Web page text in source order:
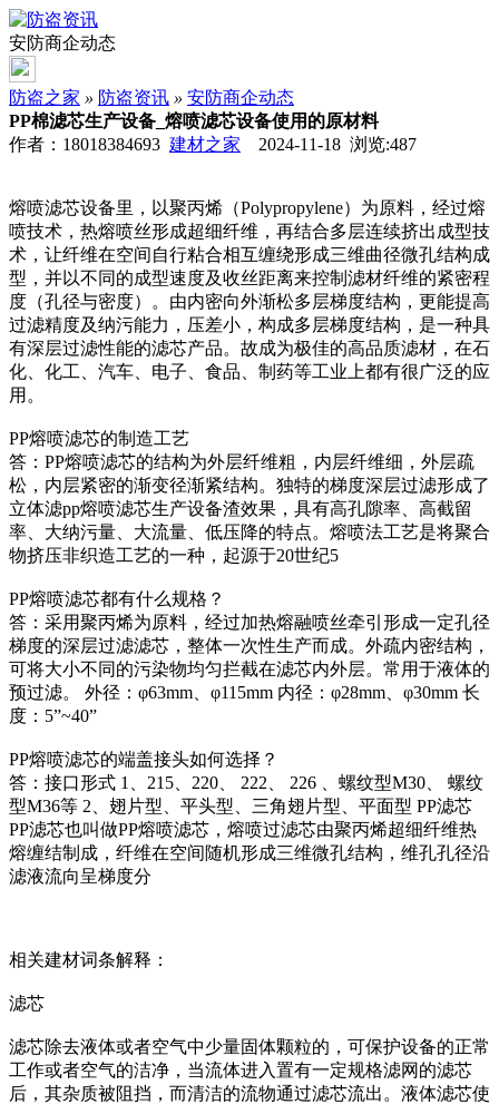
安防商企动态
防盗之家 » 防盗资讯 » 安防商企动态
PP棉滤芯生产设备_熔喷滤芯设备使用的原材料
作者：18018384693 建材之家 2024-11-18 浏览:487
熔喷滤芯设备里，以聚丙烯（Polypropylene）为原料，经过熔
喷技术，热熔喷丝形成超细纤维，再结合多层连续挤出成型技
术，让纤维在空间自行粘合相互缠绕形成三维曲径微孔结构成
型，并以不同的成型速度及收丝距离来控制滤材纤维的紧密程
度（孔径与密度）。由内密向外渐松多层梯度结构，更能提高
过滤精度及纳污能力，压差小，构成多层梯度结构，是一种具
有深层过滤性能的滤芯产品。故成为极佳的高品质滤材，在石
化、化工、汽车、电子、食品、制药等工业上都有很广泛的应
用。
PP熔喷滤芯的制造工艺
答：PP熔喷滤芯的结构为外层纤维粗，内层纤维细，外层疏
松，内层紧密的渐变径渐紧结构。独特的梯度深层过滤形成了
立体滤pp熔喷滤芯生产设备渣效果，具有高孔隙率、高截留
率、大纳污量、大流量、低压降的特点。熔喷法工艺是将聚合
物挤压非织造工艺的一种，起源于20世纪5
PP熔喷滤芯都有什么规格？
答：采用聚丙烯为原料，经过加热熔融喷丝牵引形成一定孔径
梯度的深层过滤滤芯，整体一次性生产而成。外疏内密结构，
可将大小不同的污染物均匀拦截在滤芯内外层。常用于液体的
预过滤。 外径：φ63mm、φ115mm 内径：φ28mm、φ30mm 长
度：5”~40”
PP熔喷滤芯的端盖接头如何选择？
答：接口形式 1、215、220、 222、 226 、螺纹型M30、 螺纹
型M36等 2、翅片型、平头型、三角翅片型、平面型 PP滤芯
PP滤芯也叫做PP熔喷滤芯，熔喷过滤芯由聚丙烯超细纤维热
熔缠结制成，纤维在空间随机形成三维微孔结构，维孔孔径沿
滤液流向呈梯度分
相关建材词条解释：
滤芯
滤芯除去液体或者空气中少量固体颗粒的，可保护设备的正常
工作或者空气的洁净，当流体进入置有一定规格滤网的滤芯
后，其杂质被阻挡，而清洁的流物通过滤芯流出。液体滤芯使